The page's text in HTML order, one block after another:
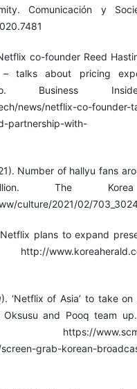
Comunicación y
co-founder Reed
talks about pricing
Business
news/netflix-co-founder-
partnership-with-
Number of hallyu fans
The
culture/2021/02/
plans to expand
‘Netflix of Asia’ to take on
Oksusu and Pooq team
grab-korean-